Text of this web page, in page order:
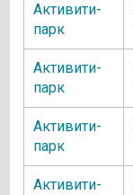
Активити-
парк
Активити-
парк
Активити-
парк
Активити-